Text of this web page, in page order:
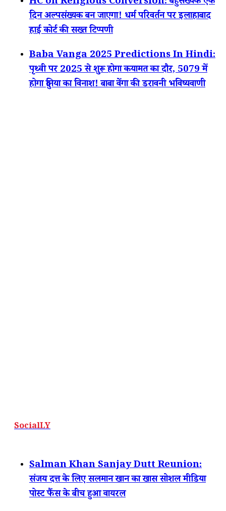
दिन अल्पसंख्यक बन जाएगा! धर्म परिवर्तन पर इलाहाबाद
हाई कोर्ट की सख्त टिप्पणी
Baba Vanga 2025 Predictions In Hindi:
पृथ्वी पर 2025 से शुरू होगा कयामत का दौर, 5079 में
होगा दुनिया का विनाश! बाबा वेंगा की डरावनी भविष्यवाणी
SocialLY
Salman Khan Sanjay Dutt Reunion:
संजय दत्त के लिए सलमान खान का खास सोशल मीडिया
पोस्ट फैंस के बीच हुआ वायरल